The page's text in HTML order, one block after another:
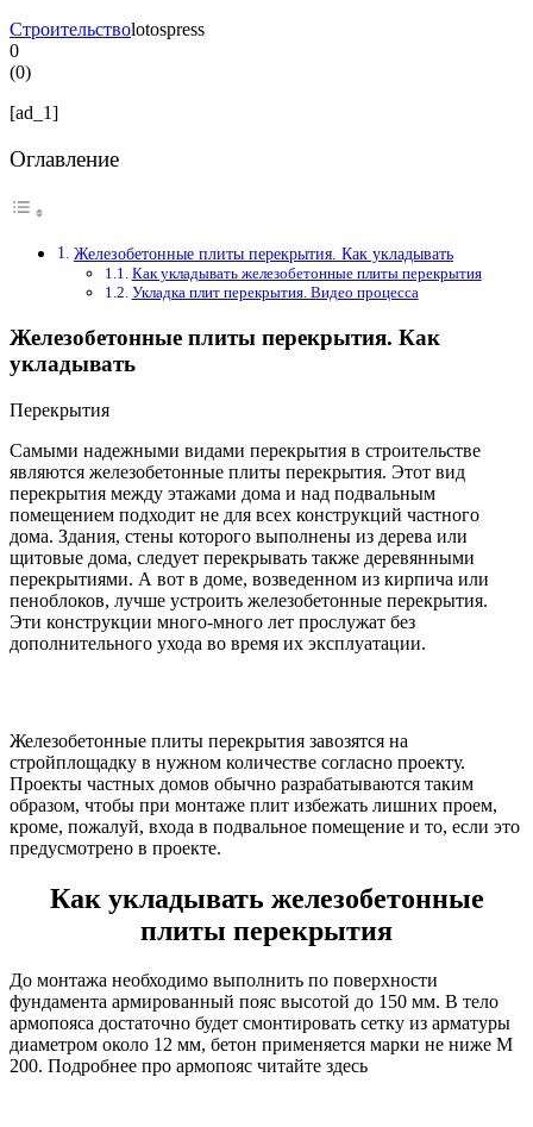
Строительствоlotospress
0
(0)
[ad_1]
Оглавление
Железобетонные плиты перекрытия. Как укладывать
Как укладывать железобетонные плиты перекрытия
Укладка плит перекрытия. Видео процесса
Железобетонные плиты перекрытия. Как
укладывать
Перекрытия
Самыми надежными видами перекрытия в строительстве
являются железобетонные плиты перекрытия. Этот вид
перекрытия между этажами дома и над подвальным
помещением подходит не для всех конструкций частного
дома. Здания, стены которого выполнены из дерева или
щитовые дома, следует перекрывать также деревянными
перекрытиями. А вот в доме, возведенном из кирпича или
пеноблоков, лучше устроить железобетонные перекрытия.
Эти конструкции много-много лет прослужат без
дополнительного ухода во время их эксплуатации.
Железобетонные плиты перекрытия завозятся на
стройплощадку в нужном количестве согласно проекту.
Проекты частных домов обычно разрабатываются таким
образом, чтобы при монтаже плит избежать лишних проем,
кроме, пожалуй, входа в подвальное помещение и то, если это
предусмотрено в проекте.
Как укладывать железобетонные
плиты перекрытия
До монтажа необходимо выполнить по поверхности
фундамента армированный пояс высотой до 150 мм. В тело
армопояса достаточно будет смонтировать сетку из арматуры
диаметром около 12 мм, бетон применяется марки не ниже М
200. Подробнее про армопояс читайте здесь